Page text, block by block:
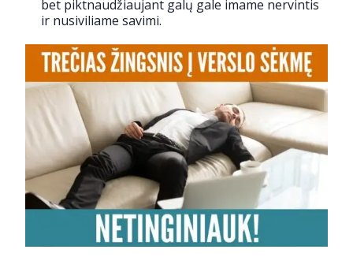
bet piktnaudžiaujant galų gale imame nervintis
ir nusiviliame savimi.